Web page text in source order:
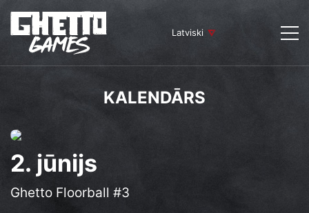
Latviski
KALENDĀRS
2. jūnijs
Ghetto Floorball #3